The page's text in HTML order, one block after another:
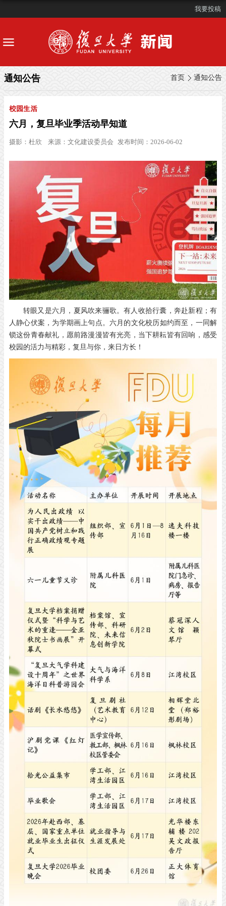
我要投稿
首页 通知公告
通知公告
校园生活
六月，复旦毕业季活动早知道
摄影： 杜欣 来源： 文化建设委员会 发布时间：2026-06-02
转眼又是六月，夏风吹来骊歌。有人收拾行囊，奔赴新程；有
人静心伏案，为学期画上句点。 六月的文化校历如约而至，一同解
锁这份青春献礼，愿前路漫漫皆有光亮，当下耕耘皆有回响，感受
校园的活力与精彩，复旦与你，来日方长！